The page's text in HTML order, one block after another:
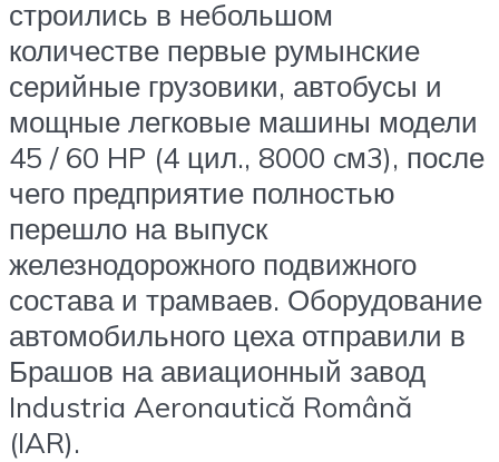
строились в небольшом
количестве первые румынские
серийные грузовики, автобусы и
мощные легковые машины модели
45 / 60 HP (4 цил., 8000 cм3), после
чего предприятие полностью
перешло на выпуск
железнодорожного подвижного
состава и трамваев. Оборудование
автомобильного цеха отправили в
Брашов на авиационный завод
Industria Aeronautică Română
(IAR).